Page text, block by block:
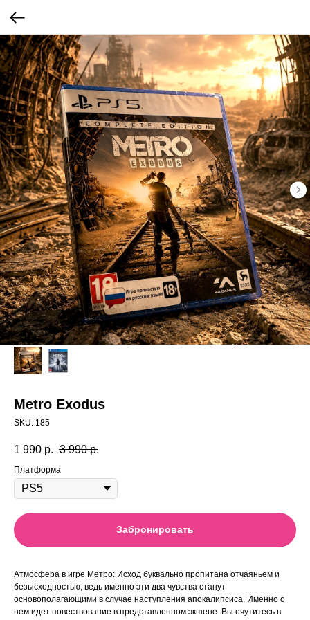
Metro Exodus
SKU: 185
1 990 р. 3 990 р.
Платформа
Забронировать
Атмосфера в игре Метро: Исход буквально пропитана отчаяньем и
безысходностью, ведь именно эти два чувства станут
основополагающими в случае наступления апокалипсиса. Именно о
нем идет повествование в представленном экшене. Вы очутитесь в